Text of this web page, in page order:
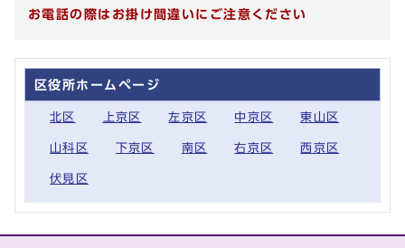
お電話の際はお掛け間違いにご注意ください
区役所ホームページ
北区 上京区 左京区 中京区 東山区
山科区 下京区 南区 右京区 西京区
伏見区